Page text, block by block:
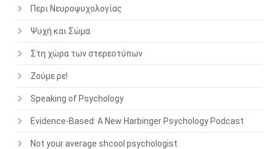
Περι Νευροψυχολογίας
Ψυχή και Σώμα
Στη χώρα των στερεοτύπων
Ζούμε ρε!
Speaking of Psychology
Evidence-Based: A New Harbinger Psychology Podcast
Not your average shcool psychologist